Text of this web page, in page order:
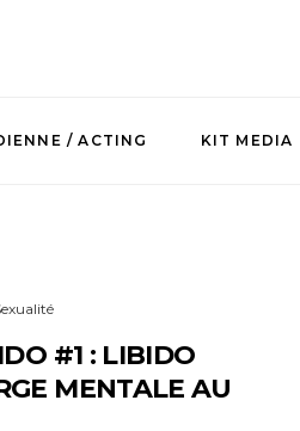
/ ACTING KIT MEDIA
#1 : LIBIDO
MENTALE AU